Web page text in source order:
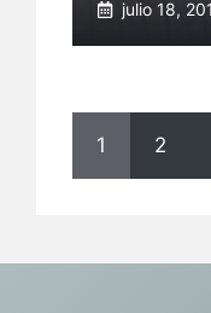
julio 18,
1 2